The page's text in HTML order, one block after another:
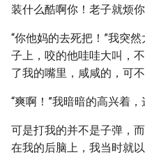
装什么酷啊你！老子就烦你
“你他妈的去死把！”我突
子上，咬的他哇哇大叫，
了我的嘴里，咸咸的，可
“爽啊！”我暗暗的高兴着
可是打我的并不是子弹，
在我的后脑上，我当时就